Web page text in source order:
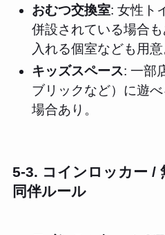
おむつ交換室: 女性ト
併設されている場合
入れる個室なども用意
キッズスペース: 一部
ブリックなど）に遊
場合あり。
5-3. コインロッカー /
同伴ルール